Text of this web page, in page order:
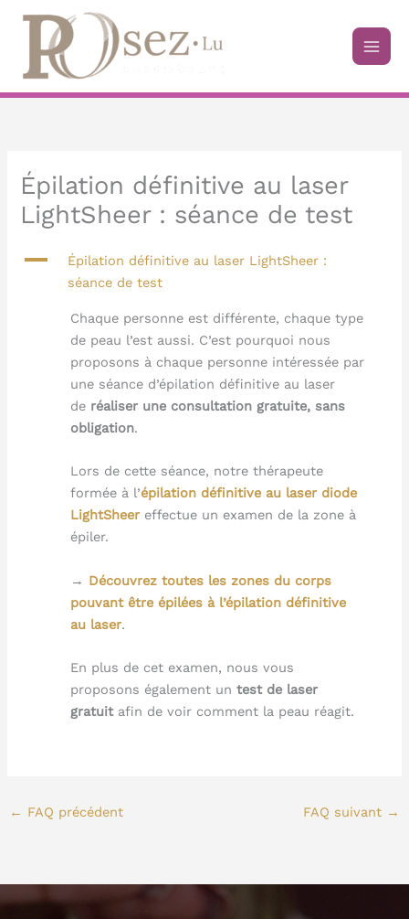
contenu
Épilation définitive au laser
LightSheer : séance de test
A
Épilation définitive au laser LightSheer :
séance de test
Chaque personne est différente, chaque type
de peau l’est aussi. C’est pourquoi nous
proposons à chaque personne intéressée par
une séance d’épilation définitive au laser
de réaliser une consultation gratuite, sans
obligation.
Lors de cette séance, notre thérapeute
formée à l’épilation définitive au laser diode
LightSheer effectue un examen de la zone à
épiler.
→ Découvrez toutes les zones du corps
pouvant être épilées à l’épilation définitive
au laser.
En plus de cet examen, nous vous
proposons également untest de laser
gratuitafin de voir comment la peau réagit.
← FAQ précédent FAQ suivant →